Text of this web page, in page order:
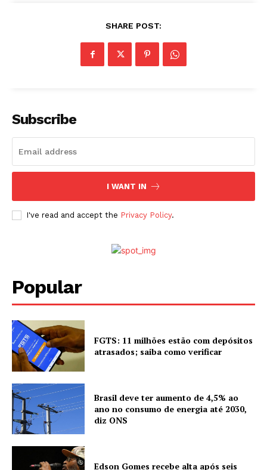
SHARE POST:
Subscribe
I WANT IN
I've read and accept the Privacy Policy.
Popular
FGTS: 11 milhões estão com depósitos
atrasados; saiba como verificar
Brasil deve ter aumento de 4,5% ao
ano no consumo de energia até 2030,
diz ONS
Edson Gomes recebe alta após seis